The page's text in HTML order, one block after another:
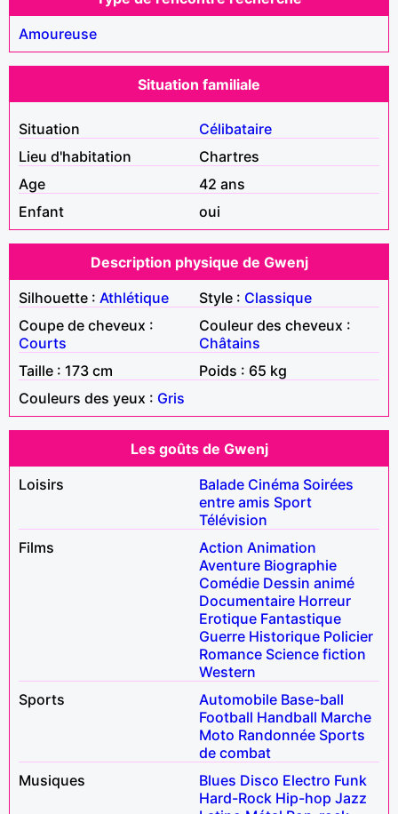
Amoureuse
Situation familiale
Situation
Célibataire
Lieu d'habitation
Chartres
Age
42 ans
Enfant
oui
Description physique de Gwenj
Silhouette : Athlétique Style : Classique
Coupe de cheveux :
Courts
Couleur des cheveux :
Châtains
Taille : 173 cm
Poids : 65 kg
Couleurs des yeux : Gris
Les goûts de Gwenj
Loisirs
Balade Cinéma Soirées
entre amis Sport
Télévision
Films
Action Animation
Aventure Biographie
Comédie Dessin animé
Documentaire Horreur
Erotique Fantastique
Guerre Historique Policier
Romance Science fiction
Western
Sports
Automobile Base-ball
Football Handball Marche
Moto Randonnée Sports
de combat
Musiques
Blues Disco Electro Funk
Hard-Rock Hip-hop Jazz